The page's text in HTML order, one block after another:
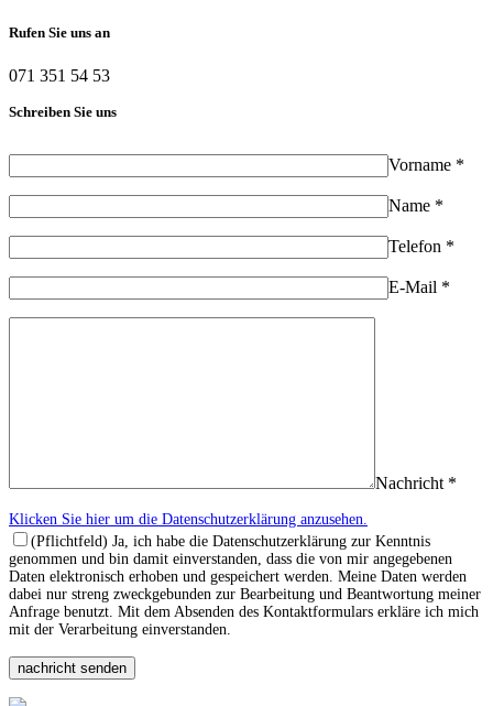
Rufen Sie uns an
071 351 54 53
Schreiben Sie uns
Vorname *
Name *
Telefon *
E-Mail *
Nachricht *
Klicken Sie hier um die Datenschutzerklärung anzusehen.
(Pflichtfeld) Ja, ich habe die Datenschutzerklärung zur Kenntnis
genommen und bin damit einverstanden, dass die von mir angegebenen
Daten elektronisch erhoben und gespeichert werden. Meine Daten werden
dabei nur streng zweckgebunden zur Bearbeitung und Beantwortung meiner
Anfrage benutzt. Mit dem Absenden des Kontaktformulars erkläre ich mich
mit der Verarbeitung einverstanden.